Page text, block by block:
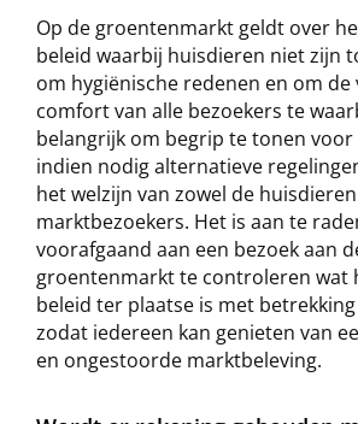
Op de groentenmarkt geldt over
beleid waarbij huisdieren niet zijn
om hygiënische redenen en om
comfort van alle bezoekers te
belangrijk om begrip te tonen voor
indien nodig alternatieve
het welzijn van zowel de
marktbezoekers. Het is aan te
voorafgaand aan een bezoek aan
groentenmarkt te controleren wat
beleid ter plaatse is met
zodat iedereen kan genieten van
en ongestoorde marktbeleving.